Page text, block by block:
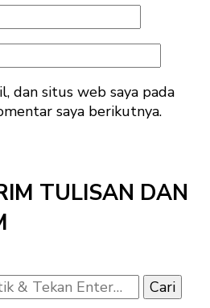
dan situs web saya pada
saya berikutnya.
TULISAN DAN